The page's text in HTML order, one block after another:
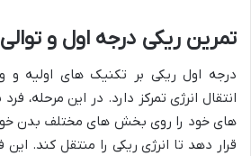
تمرین ریکی درجه اول و
درجه اول ریکی بر تکنیک های اولیه
انتقال انرژی تمرکز دارد. در این مرحله،
های خود را روی بخش های مختلف بدن
قرار دهد تا انرژی ریکی را منتقل کند.